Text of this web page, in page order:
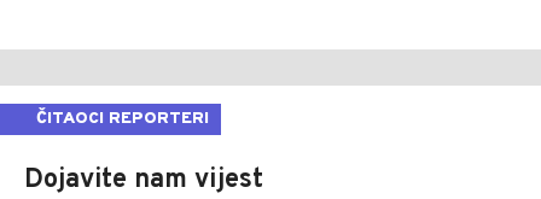
ČITAOCI REPORTERI
Dojavite nam vijest